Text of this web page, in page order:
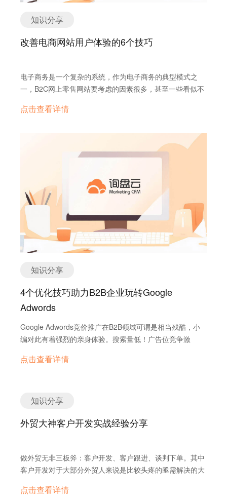
知识分享
改善电商网站用户体验的6个技巧
电子商务是一个复杂的系统，作为电子商务的典型模式之
一，B2C网上零售网站要考虑的因素很多，甚至一些看似不
物。 在消费者注意力越来越分散的今天。如果您希望潜在客
牢牢吸引他们的注意力，并且提供简便愉快的购物体验。 做
到以下这6点，相信没有用户会拒绝从你的网站购买商品，
甚至会带来更多的返购和忠实用户。 1.提升网站的加载速度
要的一个环节。大多数用户能够容忍的网页加载时间只有几
秒，如果超出了访客的忍受范围他们会毫不留情地关掉你的
网页，所以网页载入速度会极大地影响网站的流量和访问。
研究表明，每100毫秒的延迟会导致1%的销售损失，而加载
时间每降低1秒会提升2％的转化率。 另外不要忽略了移动
端用户。 Google 提供了一个免费的网页速度测试工具：
它可以建立详细的报告，给出具体的网速建议。 2.注重站内
客的心声。搜索可以将用户的意图与正确的内容相关联，并
且为网站管理者提供了用户反馈信息，可以用来在未来推动
进行结果筛选、精确检索；限定搜索的措施是自动提示，不
仅能减少错误输入，还能帮助我们推荐产品与产品分类，避
免“无搜索结果”的情况；提供“相关搜索”功能，能帮访客找
方式。 3.好图胜千言 人类是视觉动物。一个缺少美图的产
品是不会让客户为之买单的。少有用户在没看到商品的情况
下就直接购买。通常情况下，用户至少要在看到产品图片之
的时候，卖家要耗费巨量的精力来展示产品，用清晰的照片
和走心的文案等“套路”来完成销售过程。在互联网产品营销
图片，以便用户对产品的细节有完整的了解；缩放功能以及
点击查看详情
知识分享
4个优化技巧助力B2B企业玩转Google
Adwords
Google Adwords竞价推广在B2B领域可谓是相当残酷，小
编对此有着强烈的亲身体验。搜索量低！广告位竞争激
与其将钱花费在昂贵且效果不佳的广告上，我们必须找到另
1. 全面添加否定关键字 经常过滤掉与你的目标受众无关的
听过的歌手或品牌，会不会感到很奇怪。 人们总会在浏览器
设置否定关键字的方式可让您过滤掉不想触发广告的文字：
a、否定广泛匹配 该类型是您的否定关键字的默认类型。对
于否定广泛匹配关键字，如果您的否定关键字中的所有字词
都包含在搜索中，即使这些字词采用不同顺序，您的广告也
点击查看详情
知识分享
外贸大神客户开发实战经验分享
做外贸无非三板斧：客户开发、客户跟进、谈判下单。其中
客户开发对于大部分外贸人来说是比较头疼的亟需解决的大
于线下摆展各位外贸人应该都了解也都或多或少参加过，小
点击查看详情